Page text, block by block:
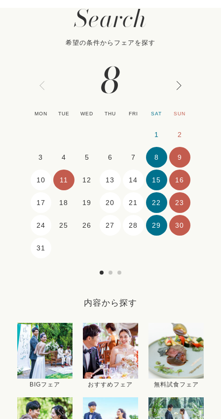
Search
希望の条件からフェアを探す
8
MON TUE WED THU FRI SAT SUN
1 2
3 4 5 6 7 8 9
10 11 12 13 14 15 16
17 18 19 20 21 22 23
24 25 26 27 28 29 30
31
内容から探す
BIGフェア おすすめフェア 無料試食フェア